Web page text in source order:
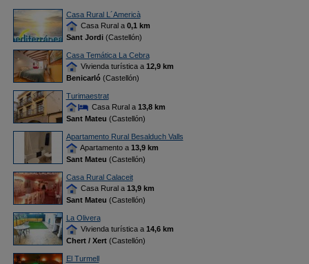
Casa Rural L´Americà
Casa Rural a 0,1 km
Sant Jordi(Castellón)
Casa Temática La Cebra
Vivienda turística a 12,9 km
Benicarló(Castellón)
Turimaestrat
Casa Rural a 13,8 km
Sant Mateu (Castellón)
Apartamento Rural Besalduch Valls
Apartamento a 13,9 km
Sant Mateu (Castellón)
Casa Rural Calaceit
Casa Rural a 13,9 km
Sant Mateu (Castellón)
La Olivera
Vivienda turística a 14,6 km
Chert / Xert(Castellón)
El Turmell